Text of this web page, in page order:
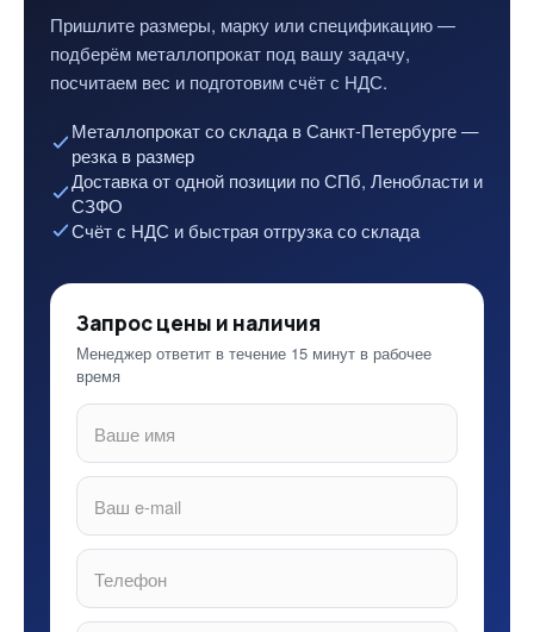
Пришлите размеры, марку или спецификацию —
подберём металлопрокат под вашу задачу,
посчитаем вес и подготовим счёт с НДС.
Металлопрокат со склада в Санкт-Петербурге —
резка в размер
Доставка от одной позиции по СПб, Ленобласти и
СЗФО
Счёт с НДС и быстрая отгрузка со склада
Запрос цены и наличия
Менеджер ответит в течение 15 минут в рабочее
время